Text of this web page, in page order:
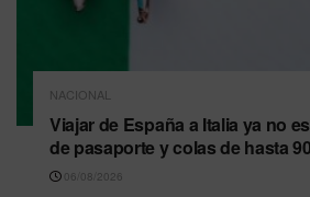
NACIONAL
Viajar de España a Italia ya no
de pasaporte y colas de hasta
06/08/2026